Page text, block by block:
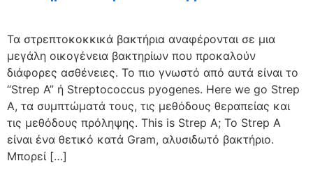
Τα στρεπτοκοκκικά βακτήρια αναφέρονται σε μια
μεγάλη οικογένεια βακτηρίων που προκαλούν
διάφορες ασθένειες. Το πιο γνωστό από αυτά είναι το
“Strep A” ή Streptococcus pyogenes. Here we go Strep
A, τα συμπτώματά τους, τις μεθόδους θεραπείας και
τις μεθόδους πρόληψης. This is Strep A; Το Strep A
είναι ένα θετικό κατά Gram, αλυσιδωτό βακτήριο.
Μπορεί […]